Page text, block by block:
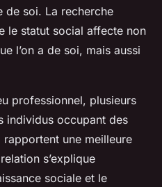
de soi. La recherche
le statut social affecte non
l’on a de soi, mais aussi
professionnel, plusieurs
individus occupant des
une meilleure
s’explique
sociale et le